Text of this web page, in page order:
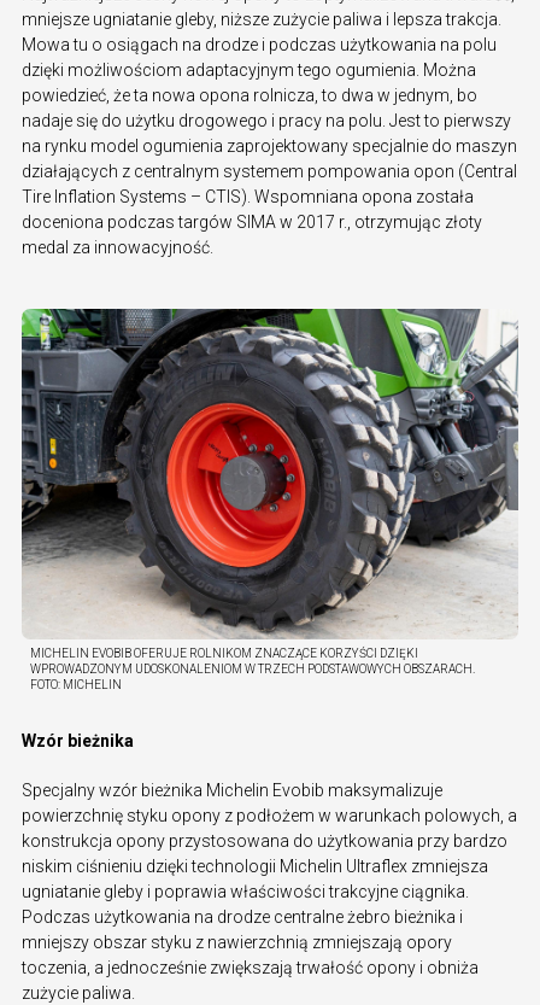
mniejsze ugniatanie gleby, niższe zużycie paliwa i lepsza trakcja.
Mowa tu o osiągach na drodze i podczas użytkowania na polu
dzięki możliwościom adaptacyjnym tego ogumienia. Można
powiedzieć, że ta nowa opona rolnicza, to dwa w jednym, bo
nadaje się do użytku drogowego i pracy na polu. Jest to pierwszy
na rynku model ogumienia zaprojektowany specjalnie do maszyn
działających z centralnym systemem pompowania opon (Central
Tire Inflation Systems – CTIS). Wspomniana opona została
doceniona podczas targów SIMA w 2017 r., otrzymując złoty
medal za innowacyjność.
MICHELIN EVOBIB OFERUJE ROLNIKOM ZNACZĄCE KORZYŚCI DZIĘKI
WPROWADZONYM UDOSKONALENIOM W TRZECH PODSTAWOWYCH OBSZARACH.
FOTO: MICHELIN
Wzór bieżnika
Specjalny wzór bieżnika Michelin Evobib maksymalizuje
powierzchnię styku opony z podłożem w warunkach polowych, a
konstrukcja opony przystosowana do użytkowania przy bardzo
niskim ciśnieniu dzięki technologii Michelin Ultraflex zmniejsza
ugniatanie gleby i poprawia właściwości trakcyjne ciągnika.
Podczas użytkowania na drodze centralne żebro bieżnika i
mniejszy obszar styku z nawierzchnią zmniejszają opory
toczenia, a jednocześnie zwiększają trwałość opony i obniża
zużycie paliwa.